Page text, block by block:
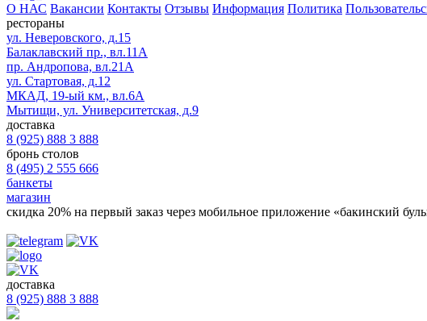
О НАС Вакансии Контакты Отзывы Информация Политика
рестораны
ул. Неверовского, д.15
Балаклавский пр., вл.11А
пр. Андропова, вл.21А
ул. Стартовая, д.12
МКАД, 19-ый км., вл.6А
Мытищи, ул. Университетская, д.9
доставка
8 (925) 888 3 888
бронь столов
8 (495) 2 555 666
банкеты
магазин
скидка 20% на первый заказ через мобильное приложение «бакинский
доставка
8 (925) 888 3 888